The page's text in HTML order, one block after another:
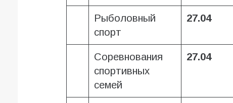
Рыболовный
спорт
27.04
Соревнования
спортивных
семей
27.04